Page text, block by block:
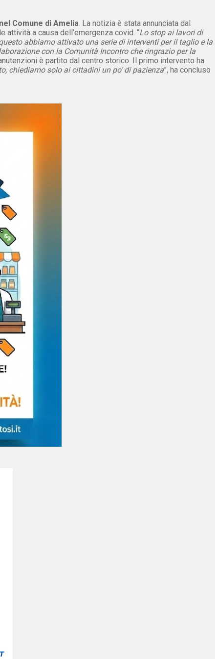
Comune di Amelia. La notizia è stata annunciata dal
a causa dell’emergenza covid. “Lo stop ai lavori di
abbiamo attivato una serie di interventi per il taglio e la
con la Comunità Incontro che ringrazio per la
è partito dal centro storico. Il primo intervento ha
chiediamo solo ai cittadini un po’ di pazienza”, ha concluso